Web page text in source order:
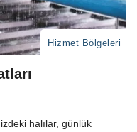
Hizmet Bölgeleri
halılar, günlük